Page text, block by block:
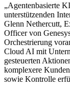
„Agentenbasierte
unterstützenden
Glenn Nethercutt,
Officer von
Orchestrierung
Cloud AI mit
gesteuerten
komplexere
sowie Kontrolle